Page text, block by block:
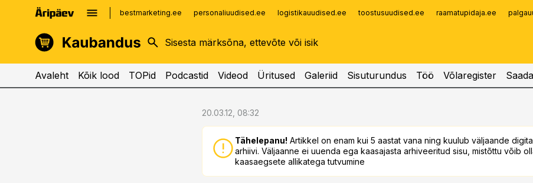
bestmarketing.ee personaliuudised.ee logistikauudised.ee toostusuudised.ee raamatupidaja.ee
kinnisvarauudised.ee
logistikauudised.ee
imelineajalugu.ee
Infopank
Avaleht Kõik lood TOPid Podcastid Videod Üritused Galeriid Sisuturundus Töö Võlaregister
20.03.12, 08:32
Tähelepanu! Artikkel on enam kui 5 aastat vana ning kuulub väljaande
arhiivi. Väljaanne ei uuenda ega kaasajasta arhiveeritud sisu, mistõttu võib
kaasaegsete allikatega tutvumine